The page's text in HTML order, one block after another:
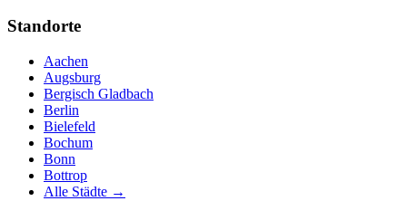
Standorte
Aachen
Augsburg
Bergisch Gladbach
Berlin
Bielefeld
Bochum
Bonn
Bottrop
Alle Städte →